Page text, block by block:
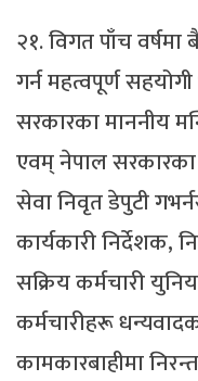
२१. विगत पाँच वर्षमा
गर्न महत्वपूर्ण
सरकारका माननीय
एवम् नेपाल सरकारका
सेवा निवृत डेपुटी
कार्यकारी निर्देशक,
सक्रिय कर्मचारी
कर्मचारीहरू
कामकारबाहीमा